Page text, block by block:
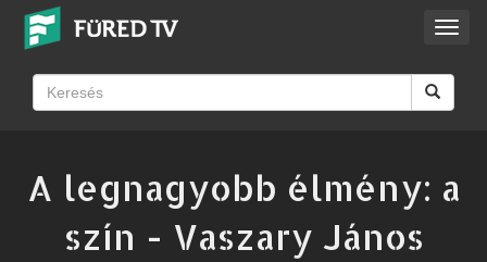
A legnagyobb élmény: a
szín - Vaszary János